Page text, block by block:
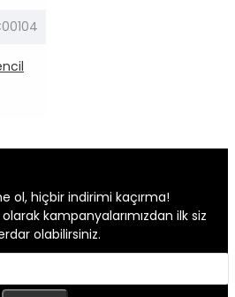
ol, hiçbir indirimi kaçırma!
kampanyalarımızdan ilk siz
olabilirsiniz.